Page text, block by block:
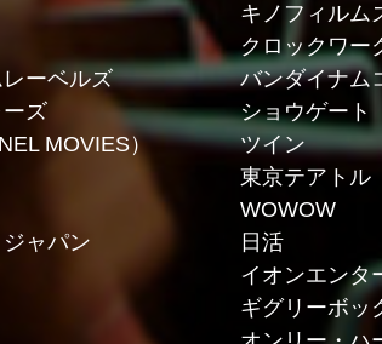
キノフィルム
クロックワー
ーベルズ
バンダイナム
ズ
ショウゲート
MOVIES）
ツイン
東京テアトル
WOWOW
ャパン
日活
イオンエンタ
ギグリーボッ